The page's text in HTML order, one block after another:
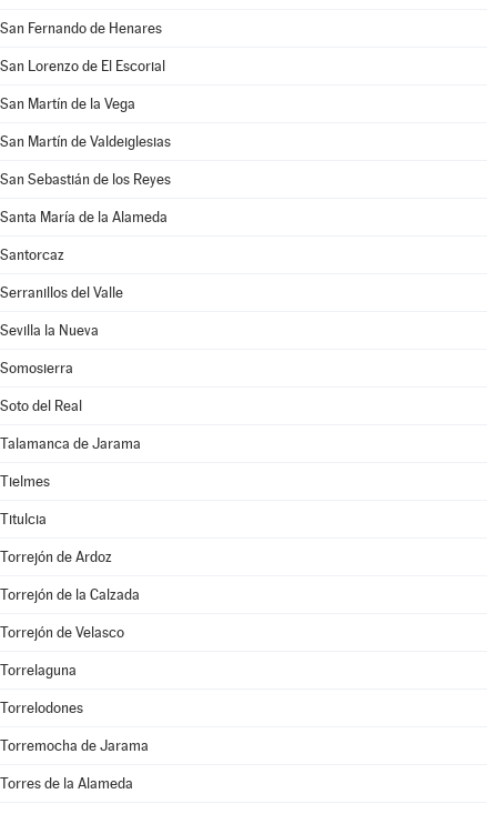
San Fernando de Henares
San Lorenzo de El Escorial
San Martín de la Vega
San Martín de Valdeiglesias
San Sebastián de los Reyes
Santa María de la Alameda
Santorcaz
Serranillos del Valle
Sevilla la Nueva
Somosierra
Soto del Real
Talamanca de Jarama
Tielmes
Titulcia
Torrejón de Ardoz
Torrejón de la Calzada
Torrejón de Velasco
Torrelaguna
Torrelodones
Torremocha de Jarama
Torres de la Alameda